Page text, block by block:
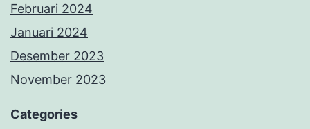
Februari 2024
Januari 2024
Desember 2023
November 2023
Categories